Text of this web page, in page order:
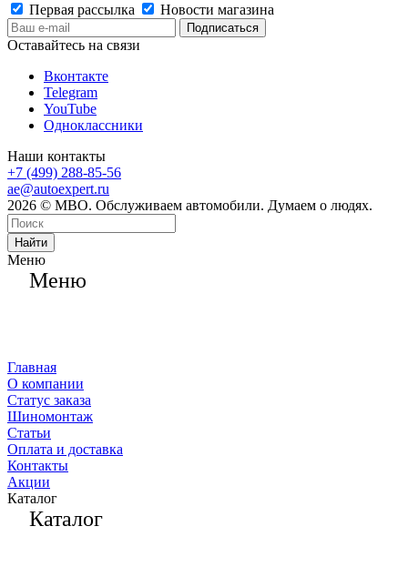
Первая рассылка
Новости магазина
Оставайтесь на связи
Вконтакте
Telegram
YouTube
Одноклассники
Наши контакты
+7 (499) 288-85-56
ae@autoexpert.ru
2026 © МВО. Обслуживаем автомобили. Думаем о людях.
Найти
Меню
Меню
Главная
О компании
Статус заказа
Шиномонтаж
Статьи
Оплата и доставка
Контакты
Акции
Каталог
Каталог